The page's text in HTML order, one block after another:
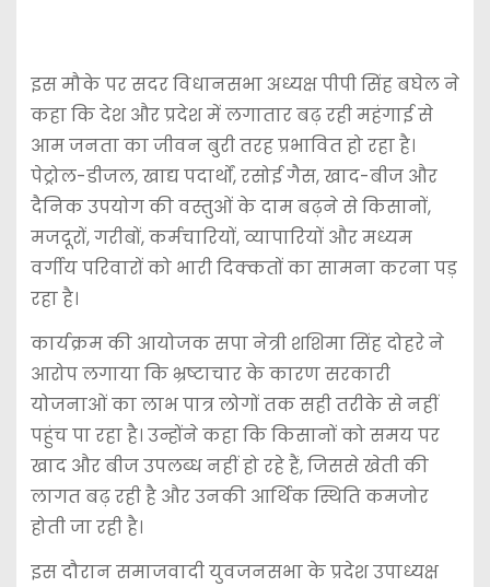
इस मौके पर सदर विधानसभा अध्यक्ष पीपी सिंह बघेल ने
कहा कि देश और प्रदेश में लगातार बढ़ रही महंगाई से
आम जनता का जीवन बुरी तरह प्रभावित हो रहा है।
पेट्रोल-डीजल, खाद्य पदार्थों, रसोई गैस, खाद-बीज और
दैनिक उपयोग की वस्तुओं के दाम बढ़ने से किसानों,
मजदूरों, गरीबों, कर्मचारियों, व्यापारियों और मध्यम
वर्गीय परिवारों को भारी दिक्कतों का सामना करना पड़
रहा है।
कार्यक्रम की आयोजक सपा नेत्री शशिमा सिंह दोहरे ने
आरोप लगाया कि भ्रष्टाचार के कारण सरकारी
योजनाओं का लाभ पात्र लोगों तक सही तरीके से नहीं
पहुंच पा रहा है। उन्होंने कहा कि किसानों को समय पर
खाद और बीज उपलब्ध नहीं हो रहे हैं, जिससे खेती की
लागत बढ़ रही है और उनकी आर्थिक स्थिति कमजोर
होती जा रही है।
इस दौरान समाजवादी युवजनसभा के प्रदेश उपाध्यक्ष